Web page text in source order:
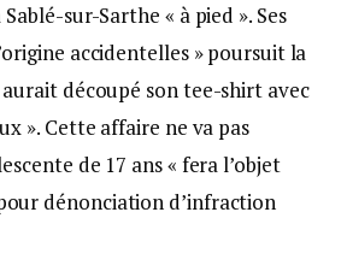
sur-Sarthe « à pied ». Ses
accidentelles » poursuit la
découpé son tee-shirt avec
». Cette affaire ne va pas
de 17 ans « fera l’objet
dénonciation d’infraction